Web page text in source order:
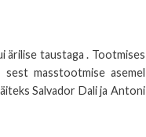
ärilise taustaga . Tootmises
masstootmise asemel
Salvador Dali ja Antoni